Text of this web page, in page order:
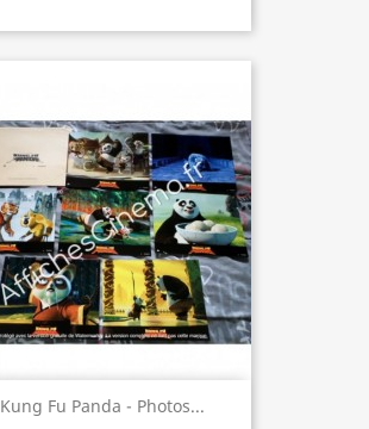
Kung Fu Panda - Photos...